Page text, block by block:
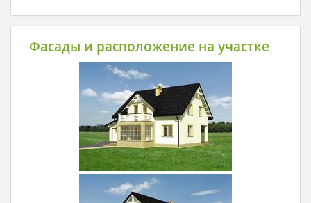
Фасады и расположение на участке